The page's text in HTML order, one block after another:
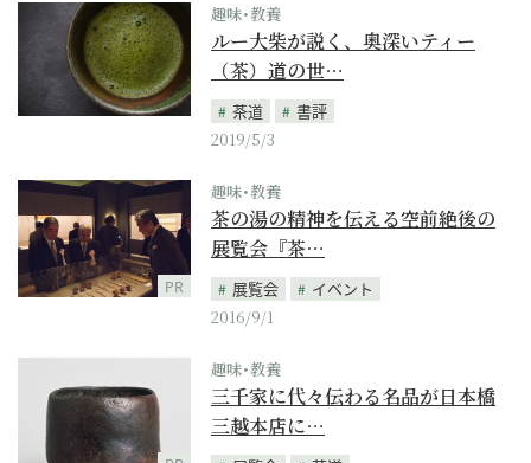
趣味･教養
ルー大柴が説く、奥深いティー
（茶）道の世…
茶道
書評
2019/5/3
PR
趣味･教養
茶の湯の精神を伝える空前絶後の
展覧会『茶…
展覧会
イベント
2016/9/1
趣味･教養
三千家に代々伝わる名品が日本橋
三越本店に…